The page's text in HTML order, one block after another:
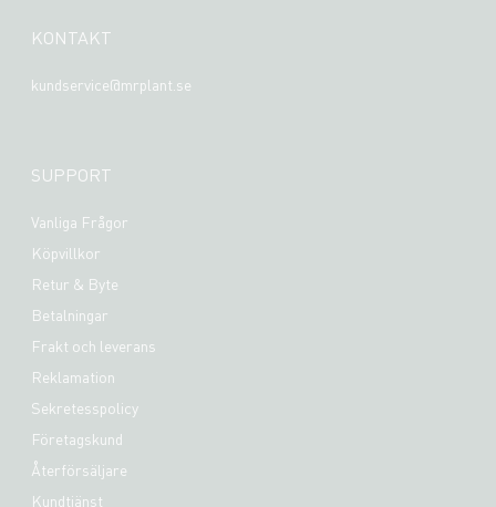
KONTAKT
kundservice@mrplant.se
SUPPORT
Vanliga Frågor
Köpvillkor
Retur & Byte
Betalningar
Frakt och leverans
Reklamation
Sekretesspolicy
Företagskund
Återförsäljare
Kundtjänst